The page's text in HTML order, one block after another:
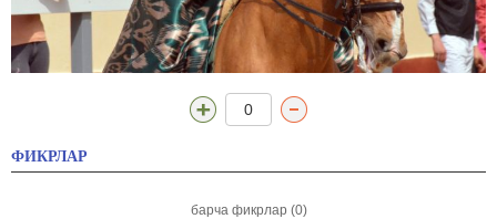
0
ФИКРЛАР
барча фикрлар (0)